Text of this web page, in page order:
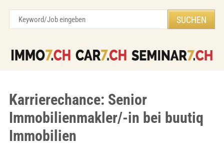
Karrierechance: Senior
Immobilienmakler/-in bei buutiq
Immobilien